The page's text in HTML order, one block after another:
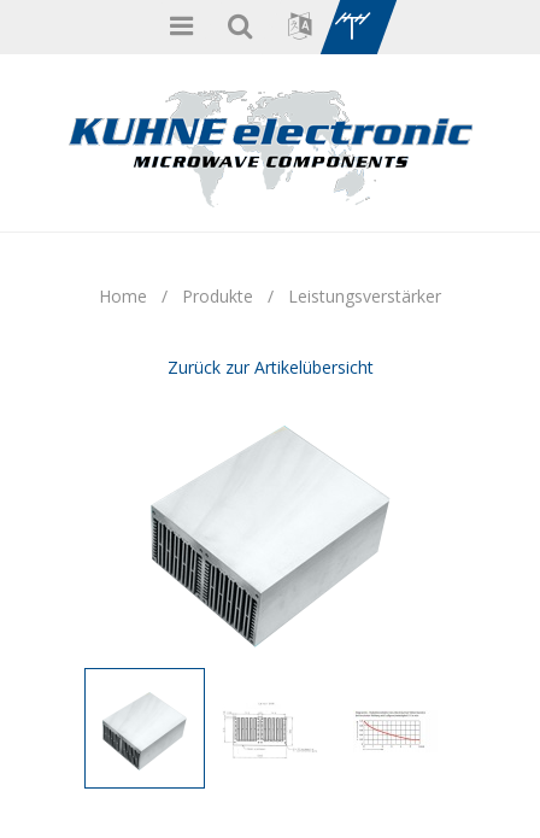
Home / Produkte / Leistungsverstärker
Zurück zur Artikelübersicht